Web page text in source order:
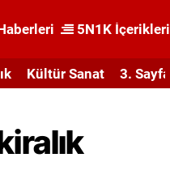
5N1K İçerikleri
Kültür Sanat 3. Sayfa